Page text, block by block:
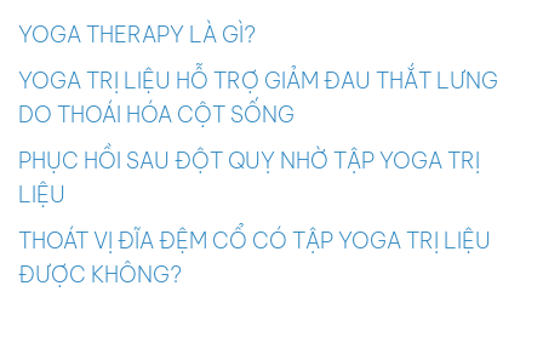
YOGA THERAPY LÀ GÌ?
YOGA TRỊ LIỆU HỖ TRỢ GIẢM ĐAU THẮT LƯNG
DO THOÁI HÓA CỘT SỐNG
PHỤC HỒI SAU ĐỘT QUỴ NHỜ TẬP YOGA TRỊ
LIỆU
THOÁT VỊ ĐĨA ĐỆM CỔ CÓ TẬP YOGA TRỊ LIỆU
ĐƯỢC KHÔNG?